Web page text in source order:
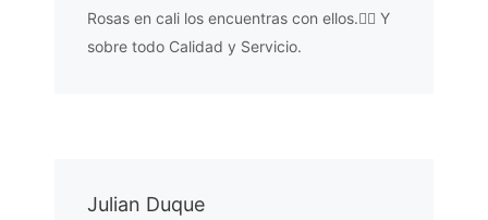
Rosas en cali los encuentras con ellos.👌🏼 Y
sobre todo Calidad y Servicio.
Julian Duque